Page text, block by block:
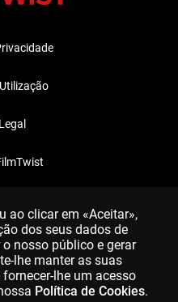
ao clicar em «Aceitar»,
dos seus dados de
nosso público e gerar
lhe manter as suas
lhe um acesso
Política de Cookies.